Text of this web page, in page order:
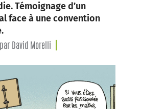
Témoignage d’un
face à une convention
David Morelli